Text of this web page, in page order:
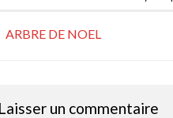
ARBRE DE NOEL
Laisser un commentaire